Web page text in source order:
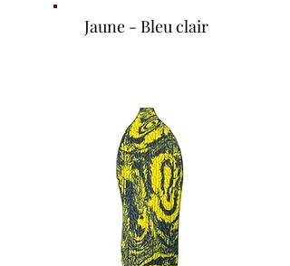
Jaune - Bleu clair